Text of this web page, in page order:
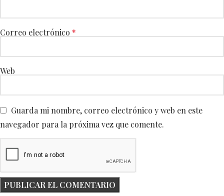
Correo electrónico *
Web
Guarda mi nombre, correo electrónico y web en este
navegador para la próxima vez que comente.